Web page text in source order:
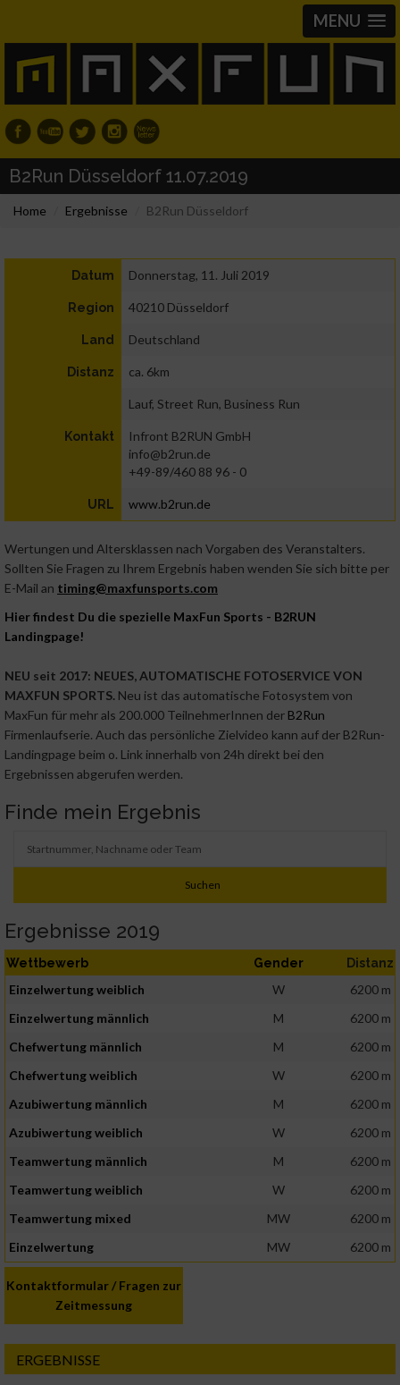
MENU
B2Run Düsseldorf 11.07.2019
Home Ergebnisse B2Run Düsseldorf
Datum Donnerstag, 11. Juli 2019
Region 40210 Düsseldorf
Land Deutschland
Distanz ca. 6km
Lauf, Street Run, Business Run
Kontakt
Infront B2RUN GmbH
info@b2run.de
+49-89/460 88 96 - 0
URL www.b2run.de
Wertungen und Altersklassen nach Vorgaben des Veranstalters.
Sollten Sie Fragen zu Ihrem Ergebnis haben wenden Sie sich bitte per
E-Mail an timing@maxfunsports.com
Hier findest Du die spezielle MaxFun Sports - B2RUN
Landingpage!
NEU seit 2017: NEUES, AUTOMATISCHE FOTOSERVICE VON
MAXFUN SPORTS. Neu ist das automatische Fotosystem von
MaxFun für mehr als 200.000 TeilnehmerInnen der B2Run
Firmenlaufserie. Auch das persönliche Zielvideo kann auf der B2Run-
Landingpage beim o. Link innerhalb von 24h direkt bei den
Ergebnissen abgerufen werden.
Finde mein Ergebnis
Ergebnisse 2019
Wettbewerb Gender Distanz
Einzelwertung weiblich W
6200 m
Einzelwertung männlich
M
6200 m
Chefwertung männlich
M
6200 m
Chefwertung weiblich
W
6200 m
Azubiwertung männlich
M
6200 m
Azubiwertung weiblich
W
6200 m
Teamwertung männlich
M
6200 m
Teamwertung weiblich
W
6200 m
Teamwertung mixed
MW
6200 m
Einzelwertung
MW 6200 m
Kontaktformular / Fragen zur
Zeitmessung
ERGEBNISSE